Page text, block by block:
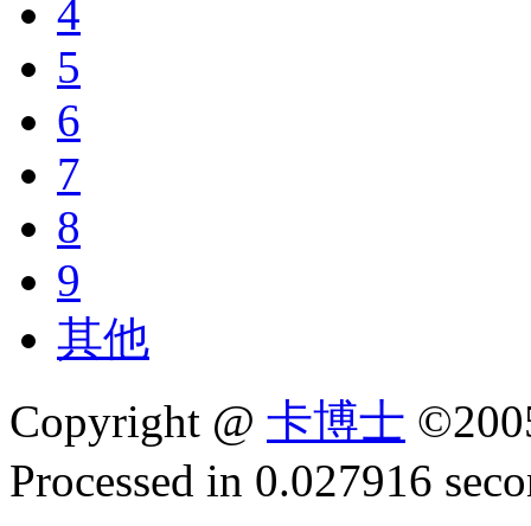
4
5
6
7
8
9
其他
Copyright @ 卡博士
Processed in 0.027916